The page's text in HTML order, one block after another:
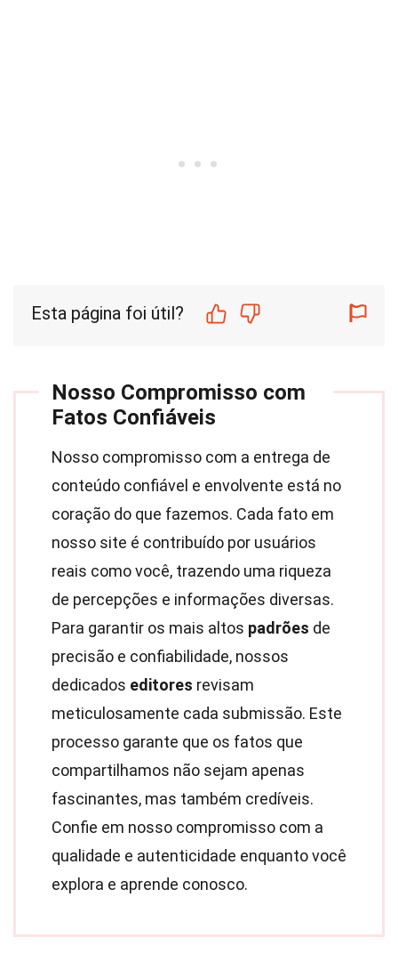
Esta página foi útil?
Nosso Compromisso com
Fatos Confiáveis
Nosso compromisso com a entrega de
conteúdo confiável e envolvente está no
coração do que fazemos. Cada fato em
nosso site é contribuído por usuários
reais como você, trazendo uma riqueza
de percepções e informações diversas.
Para garantir os mais altos padrões de
precisão e confiabilidade, nossos
dedicados editores revisam
meticulosamente cada submissão. Este
processo garante que os fatos que
compartilhamos não sejam apenas
fascinantes, mas também credíveis.
Confie em nosso compromisso com a
qualidade e autenticidade enquanto você
explora e aprende conosco.